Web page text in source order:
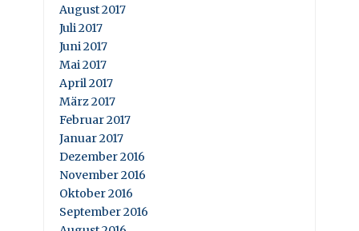
August 2017
Juli 2017
Juni 2017
Mai 2017
April 2017
März 2017
Februar 2017
Januar 2017
Dezember 2016
November 2016
Oktober 2016
September 2016